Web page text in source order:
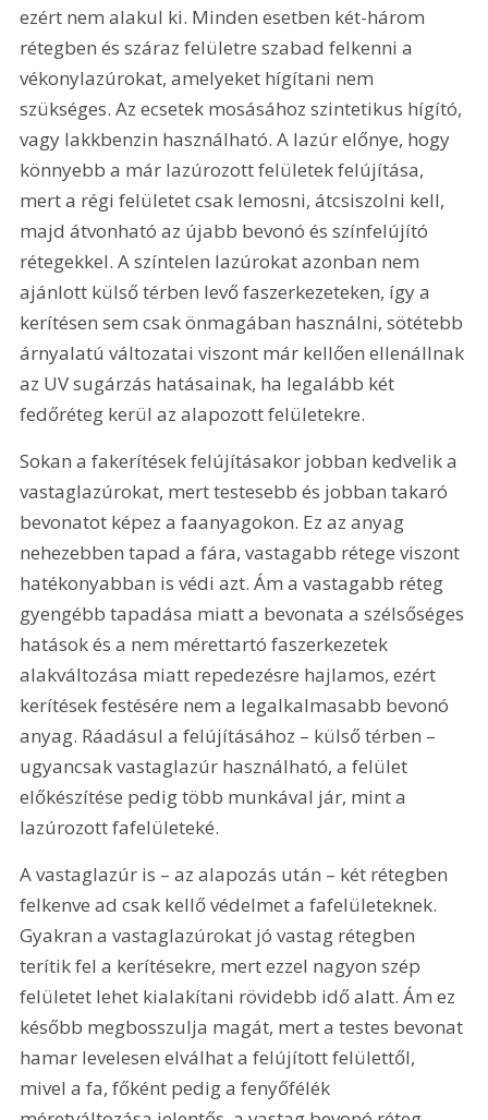
ezért nem alakul ki. Minden esetben két-három
rétegben és száraz felületre szabad felkenni a
vékonylazúrokat, amelyeket hígítani nem
szükséges. Az ecsetek mosásához szintetikus hígító,
vagy lakkbenzin használható. A lazúr előnye, hogy
könnyebb a már lazúrozott felületek felújítása,
mert a régi felületet csak lemosni, átcsiszolni kell,
majd átvonható az újabb bevonó és színfelújító
rétegekkel. A színtelen lazúrokat azonban nem
ajánlott külső térben levő faszerkezeteken, így a
kerítésen sem csak önmagában használni, sötétebb
árnyalatú változatai viszont már kellően ellenállnak
az UV sugárzás hatásainak, ha legalább két
fedőréteg kerül az alapozott felületekre.
Sokan a fakerítések felújításakor jobban kedvelik a
vastaglazúrokat, mert testesebb és jobban takaró
bevonatot képez a faanyagokon. Ez az anyag
nehezebben tapad a fára, vastagabb rétege viszont
hatékonyabban is védi azt. Ám a vastagabb réteg
gyengébb tapadása miatt a bevonata a szélsőséges
hatások és a nem mérettartó faszerkezetek
alakváltozása miatt repedezésre hajlamos, ezért
kerítések festésére nem a legalkalmasabb bevonó
anyag. Ráadásul a felújításához – külső térben –
ugyancsak vastaglazúr használható, a felület
előkészítése pedig több munkával jár, mint a
lazúrozott fafelületeké.
A vastaglazúr is – az alapozás után – két rétegben
felkenve ad csak kellő védelmet a fafelületeknek.
Gyakran a vastaglazúrokat jó vastag rétegben
terítik fel a kerítésekre, mert ezzel nagyon szép
felületet lehet kialakítani rövidebb idő alatt. Ám ez
később megbosszulja magát, mert a testes bevonat
hamar levelesen elválhat a felújított felülettől,
mivel a fa, főként pedig a fenyőfélék